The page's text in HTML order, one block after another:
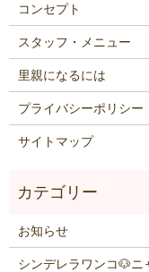
コンセプト
スタッフ・メニュー
里親になるには
プライバシーポリシー
サイトマップ
お知らせ
シンデレラワンコ🐶ニ